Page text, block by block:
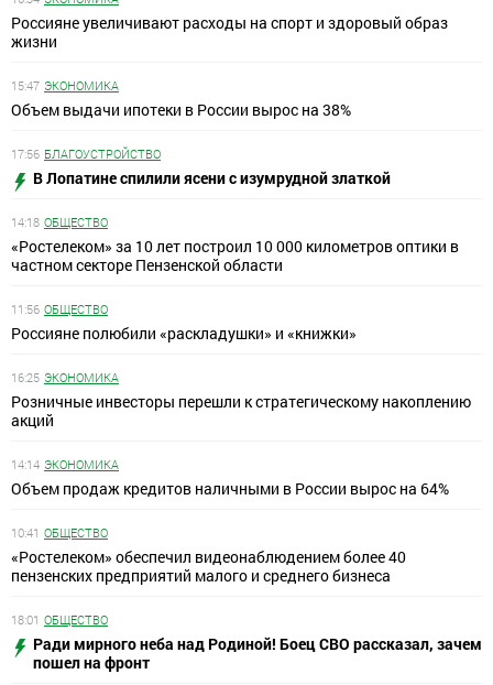
Россияне увеличивают расходы на спорт и здоровый образ
жизни
15:47 ЭКОНОМИКА
Объем выдачи ипотеки в России вырос на 38%
17:56 БЛАГОУСТРОЙСТВО
В Лопатине спилили ясени с изумрудной златкой
14:18 ОБЩЕСТВО
«Ростелеком» за 10 лет построил 10 000 километров оптики в
частном секторе Пензенской области
11:56 ОБЩЕСТВО
Россияне полюбили «раскладушки» и «книжки»
16:25 ЭКОНОМИКА
Розничные инвесторы перешли к стратегическому накоплению
акций
14:14 ЭКОНОМИКА
Объем продаж кредитов наличными в России вырос на 64%
10:41 ОБЩЕСТВО
«Ростелеком» обеспечил видеонаблюдением более 40
пензенских предприятий малого и среднего бизнеса
18:01 ОБЩЕСТВО
Ради мирного неба над Родиной! Боец СВО рассказал, зачем
пошел на фронт